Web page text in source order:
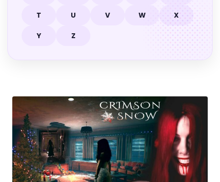
T U V W X
Y Z